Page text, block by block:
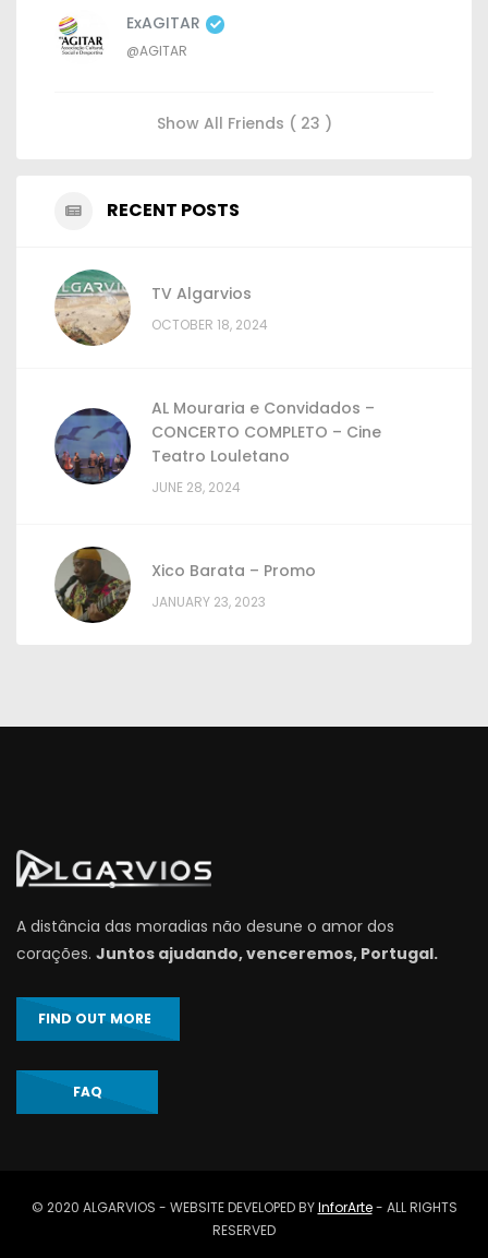
ExAGITAR
@AGITAR
Show All Friends ( 23 )
RECENT POSTS
TV Algarvios
OCTOBER 18, 2024
AL Mouraria e Convidados –
CONCERTO COMPLETO – Cine
Teatro Louletano
JUNE 28, 2024
Xico Barata – Promo
JANUARY 23, 2023
A distância das moradias não desune o amor dos
corações. Juntos ajudando, venceremos, Portugal.
FIND OUT MORE
FAQ
© 2020 ALGARVIOS - WEBSITE DEVELOPED BYInforArte- ALL RIGHTS
RESERVED